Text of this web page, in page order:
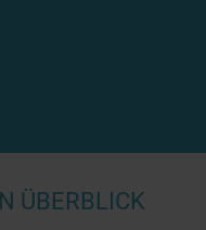
ÜBERBLICK